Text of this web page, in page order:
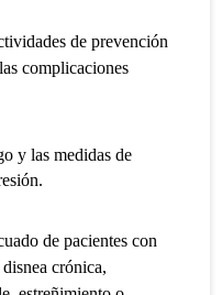
de prevención
complicaciones
y las medidas de
de pacientes con
crónica,